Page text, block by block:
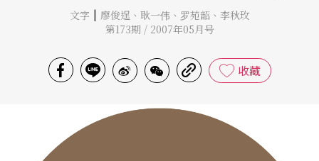
文字 | 廖俊逞 、 耿一伟 、 罗苑韶 、 李秋玫
第173期 / 2007年05月号
收藏